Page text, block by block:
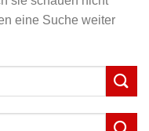
eine Suche weiter